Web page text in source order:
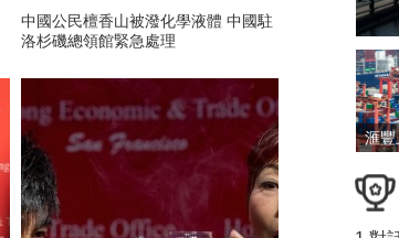
中國公民檀香山被潑化學液體 中國駐
洛杉磯總領館緊急處理